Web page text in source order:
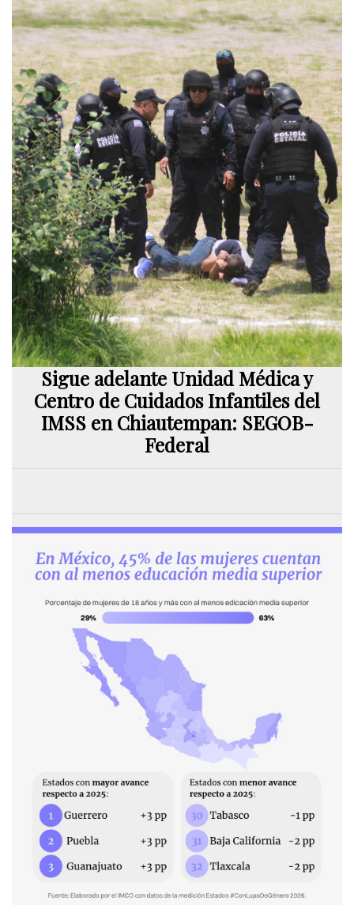
Sigue adelante Unidad Médica y
Centro de Cuidados Infantiles del
IMSS en Chiautempan: SEGOB-
Federal